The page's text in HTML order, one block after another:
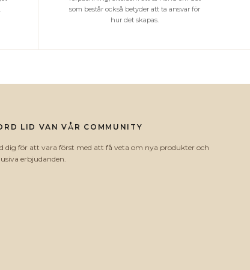
som består också betyder att ta ansvar för
hur det skapas.
LID VAN VÅR COMMUNITY
dig för att vara först med att få veta om nya produkter och
erbjudanden.